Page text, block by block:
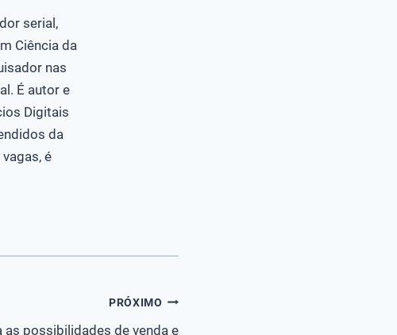
serial,
Ciência da
nas
É autor e
Digitais
da
é
PRÓXIMO
possibilidades de venda e